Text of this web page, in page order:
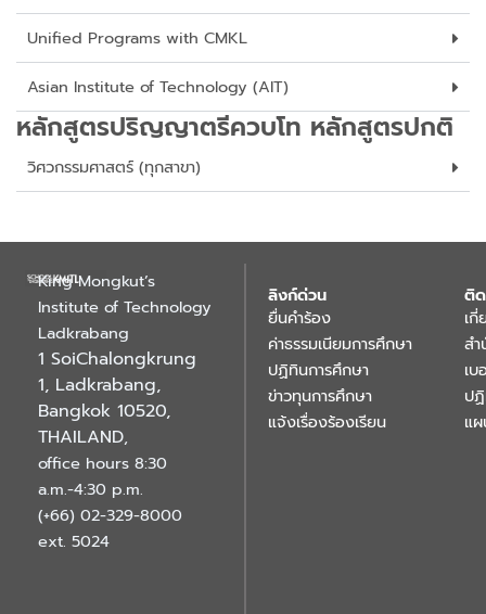
Unified Programs with CMKL
Asian Institute of Technology (AIT)
หลักสูตรปริญญาตรีควบโท หลักสูตรปกติ
วิศวกรรมศาสตร์ (ทุกสาขา)
King Mongkut’s
Institute of Technology
Ladkrabang
1 SoiChalongkrung
1, Ladkrabang,
Bangkok 10520,
THAILAND,
office hours 8:30
a.m.-4:30 p.m.
(+66) 02-329-8000
ext. 5024
ลิงก์ด่วน
ยื่นคำร้อง
ค่าธรรมเนียมการศึกษา
ปฏิทินการศึกษา
ข่าวทุนการศึกษา
แจ้งเรื่องร้องเรียน
ติ
เกี่
ส
เ
ป
แ